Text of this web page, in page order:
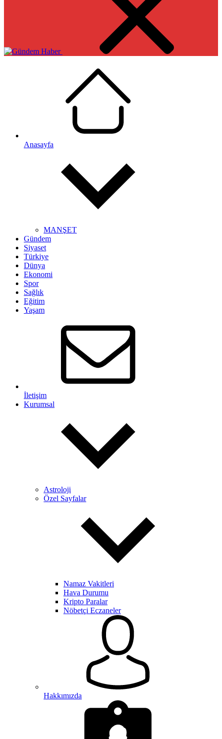
Anasayfa
MANŞET
Gündem
Siyaset
Türkiye
Dünya
Ekonomi
Spor
Sağlık
Eğitim
Yaşam
İletişim
Kurumsal
Astroloji
Özel Sayfalar
Namaz Vakitleri
Hava Durumu
Kripto Paralar
Nöbetçi Eczaneler
Hakkımızda